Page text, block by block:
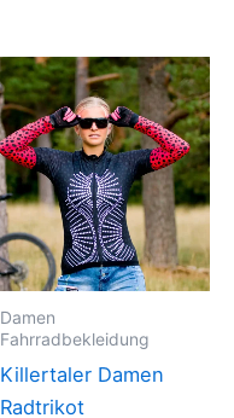
Damen
Fahrradbekleidung
Killertaler Damen
Radtrikot